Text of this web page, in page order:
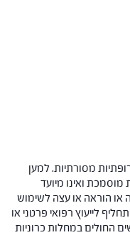
מסורתיות. למען
ואינו מיועד
או הוראה או עצה לשימוש
לייעוץ רפואי פרטני או
החולים במחלות כרוניות